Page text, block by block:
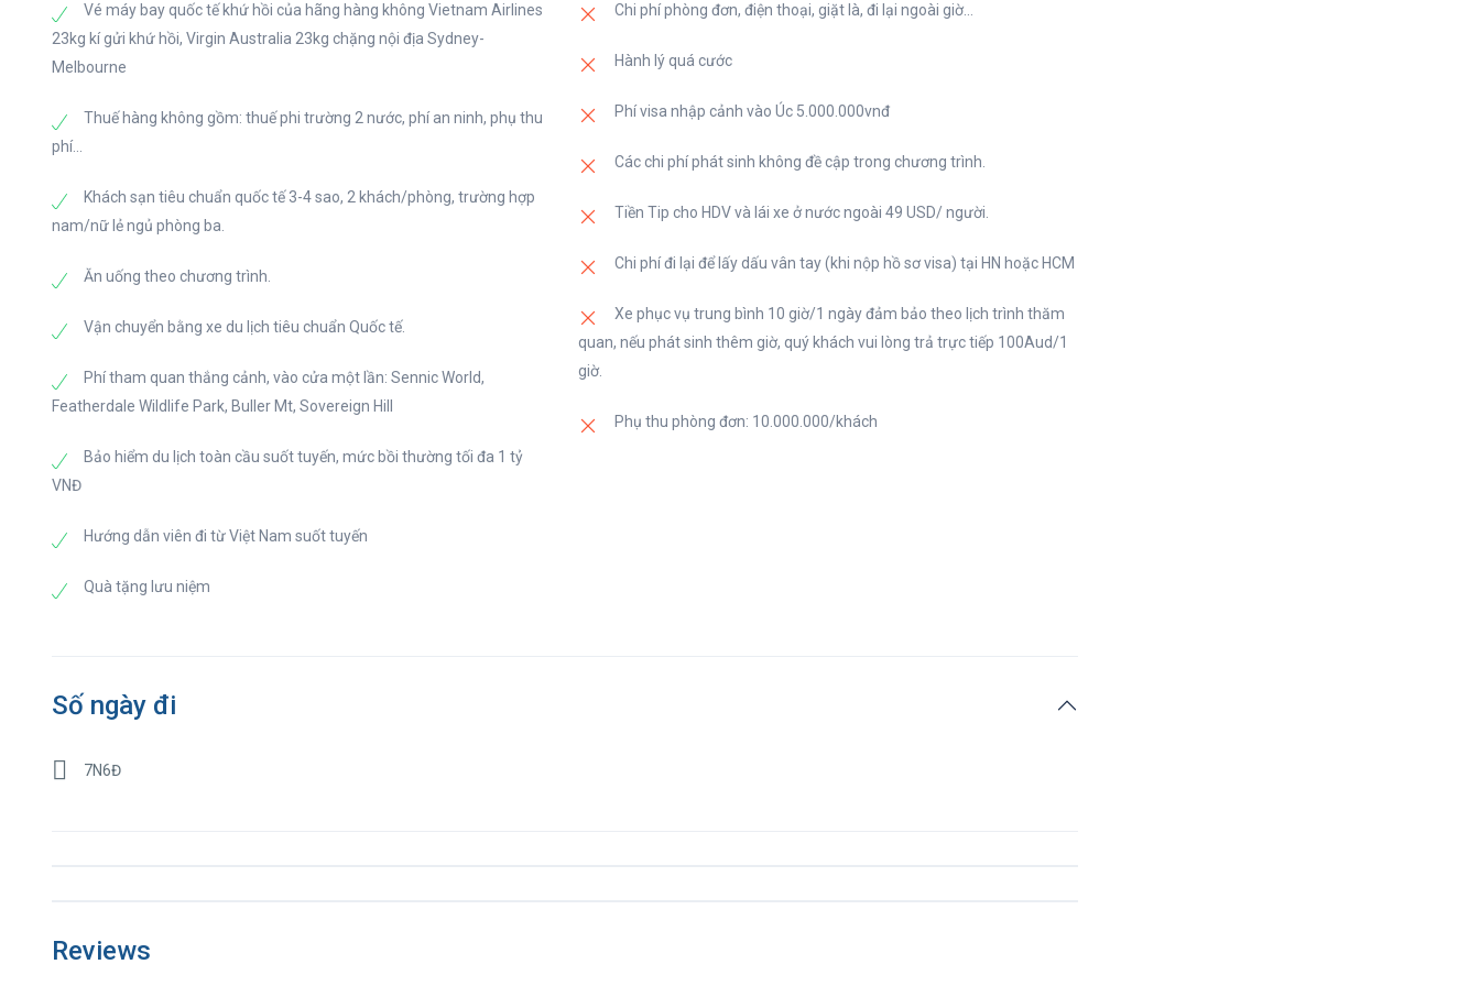
Quý khách tự do mua sắm tại khu DFO – Tất cả các cửa hàng bán trực tiếp, những mặt hàng ở đây không qua đại lý hay phân
phối nên giá rất rẻ. Trung tâm không chỉ đáp ứng nhu cầu của những người yêu thích thời trang mà con là nơi cung cấp những
vật phẩm trang trí nhà cửa hay nguyên liệu để làm nên bữa ăn ngon,…
Vé máy bay quốc tế khứ hồi của hãng hàng không Vietnam Airlines
23kg kí gửi khứ hồi, Virgin Australia 23kg chặng nội địa Sydney-
Melbourne
Thuế hàng không gồm: thuế phi trường 2 nước, phí an ninh, phụ thu
phí...
Khách sạn tiêu chuẩn quốc tế 3-4 sao, 2 khách/phòng, trường hợp
nam/nữ lẻ ngủ phòng ba.
Ăn uống theo chương trình.
Vận chuyển bằng xe du lịch tiêu chuẩn Quốc tế.
Phí tham quan thắng cảnh, vào cửa một lần: Sennic World,
Featherdale Wildlife Park, Buller Mt, Sovereign Hill
Bảo hiểm du lịch toàn cầu suốt tuyến, mức bồi thường tối đa 1 tỷ
VNĐ
Hướng dẫn viên đi từ Việt Nam suốt tuyến
Quà tặng lưu niệm
Chi phí phòng đơn, điện thoại, giặt là, đi lại ngoài giờ…
Hành lý quá cước
Phí visa nhập cảnh vào Úc 5.000.000vnđ
Các chi phí phát sinh không đề cập trong chương trình.
Tiền Tip cho HDV và lái xe ở nước ngoài 49 USD/ người.
Chi phí đi lại để lấy dấu vân tay (khi nộp hồ sơ visa) tại HN hoặc HCM
Xe phục vụ trung bình 10 giờ/1 ngày đảm bảo theo lịch trình thăm
quan, nếu phát sinh thêm giờ, quý khách vui lòng trả trực tiếp 100Aud/1
giờ.
Phụ thu phòng đơn: 10.000.000/khách
Số ngày đi
7N6Đ
Reviews